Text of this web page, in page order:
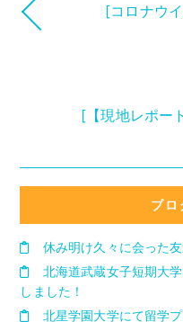
[コロナウ
[【現地レポー
ブロ
休み明け久々に会った
北海道武蔵女子短期大
しました！
北星学園大学にて留学